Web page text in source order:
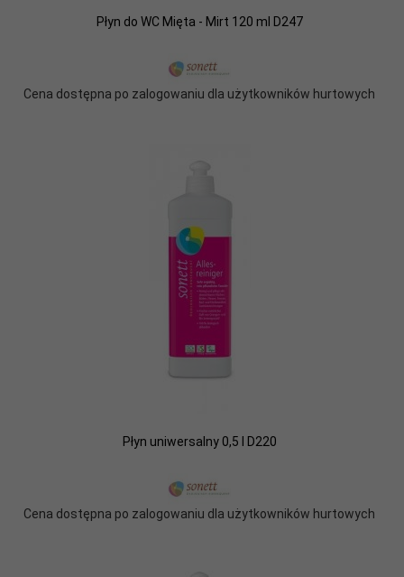
Płyn do WC Mięta - Mirt 120 ml D247
Cena dostępna po zalogowaniu dla użytkowników hurtowych
Płyn uniwersalny 0,5 l D220
Cena dostępna po zalogowaniu dla użytkowników hurtowych